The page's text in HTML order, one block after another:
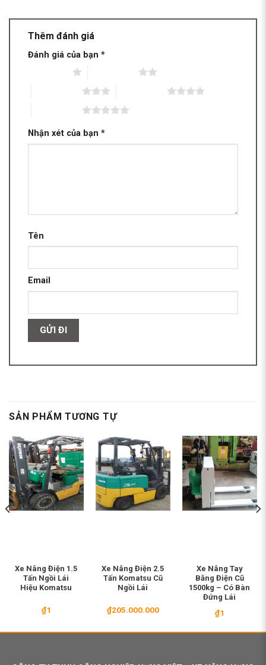
Thêm đánh giá
Đánh giá của bạn *
Nhận xét của bạn *
Tên
Email
SẢN PHẨM TƯƠNG TỰ
Xe Nâng Điện 1.5
Tấn Ngồi Lái
Hiệu Komatsu
₫1
Xe Nâng Điện 2.5
Tấn Komatsu Cũ
Ngồi Lái
₫205.000.000
Xe Nâng Tay
Bằng Điện Cũ
1500kg – Có Bàn
Đứng Lái
₫1